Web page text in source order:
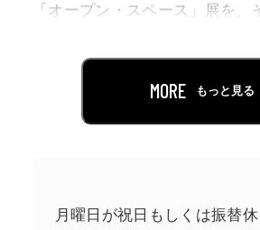
「オープン・スペース」展を、
アルした展覧会です。
における、さまざまなリアリテ
るアプローチによる作品によっ
MORE もっと見る
月曜日が祝日もしくは振替休